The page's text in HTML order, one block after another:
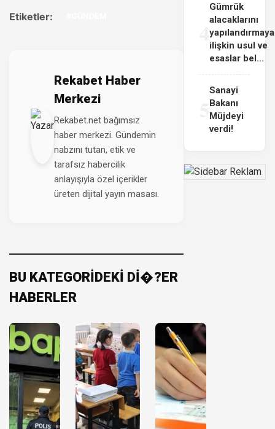
Etiketler:
Rekabet Haber
Merkezi
Rekabet.net bağımsız
haber merkezi. Gündemin
nabzını tutan, etik ve
tarafsız habercilik
anlayışıyla özel içerikler
üreten dijital yayın masası.
BU KATEGORİDEKİ Dİ�?ER
HABERLER
4
Gümrük
alacaklarını
yapılandırmaya
ilişkin usul ve
esaslar bel...
Sanayi
Bakanı
Müjdeyi
verdi!